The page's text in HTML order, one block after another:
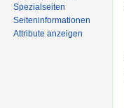
Spezialseiten
Seiten­informationen
Attribute anzeigen